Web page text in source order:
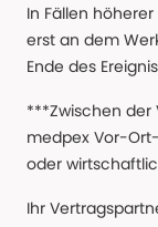
In Fällen
erst an dem
Ende des
***Zwischen der
medpex Vor-
oder
Ihr